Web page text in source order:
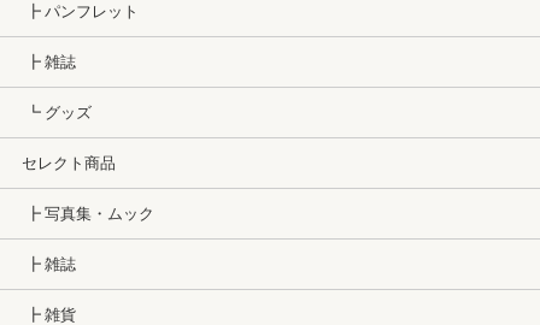
┣ パンフレット
┣ 雑誌
┗ グッズ
セレクト商品
┣ 写真集・ムック
┣ 雑誌
┣ 雑貨